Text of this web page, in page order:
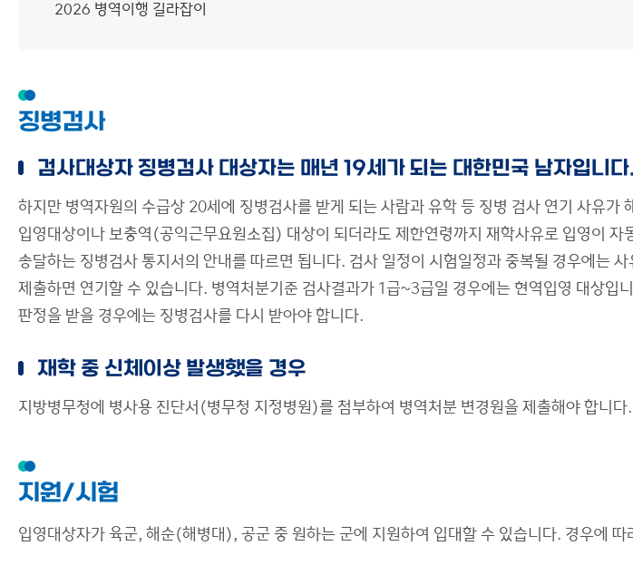
2026 병역이행 길라잡이
징병검사
검사대상자 징병검사 대상자는 매년 19세가 되는 대한민국 남자입니다.
하지만 병역자원의 수급상 20세에 징병검사를 받게 되는 사람과 유학 등 징병 검사 연기 사유
입영대상이나 보충역(공익근무요원소집) 대상이 되더라도 제한연령까지 재학사유로 입영이
송달하는 징병검사 통지서의 안내를 따르면 됩니다. 검사 일정이 시험일정과 중복될 경우에는
제출하면 연기할 수 있습니다. 병역처분기준 검사결과가 1급~3급일 경우에는 현역입영 대상
판정을 받을 경우에는 징병검사를 다시 받아야 합니다.
재학 중 신체이상 발생했을 경우
지방병무청에 병사용 진단서(병무청 지정병원)를 첨부하여 병역처분 변경원을 제출해야 합니다.
지원/시험
입영대상자가 육군, 해순(해병대), 공군 중 원하는 군에 지원하여 입대할 수 있습니다. 경우에